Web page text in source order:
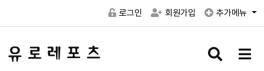
로그인 회원가입 추가메뉴
검
메